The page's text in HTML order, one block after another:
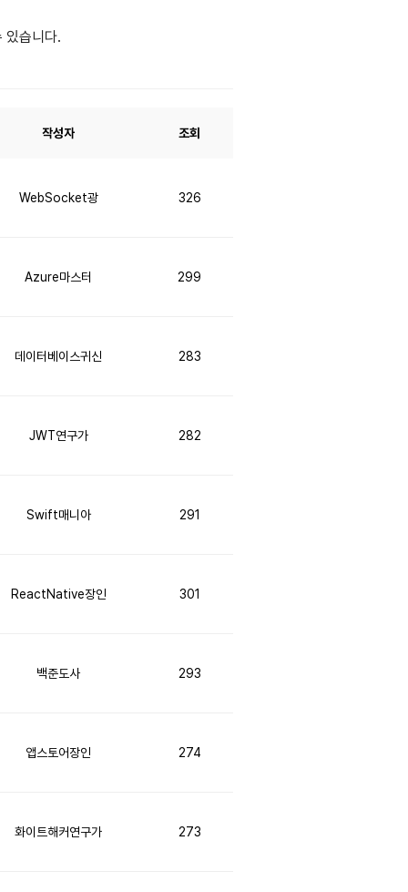
있습니다.
작성자 조회
WebSocket광 326
Azure마스터 299
데이터베이스귀신 283
JWT연구가 282
Swift매니아 291
ReactNative장인 301
백준도사 293
앱스토어장인 274
화이트해커연구가 273